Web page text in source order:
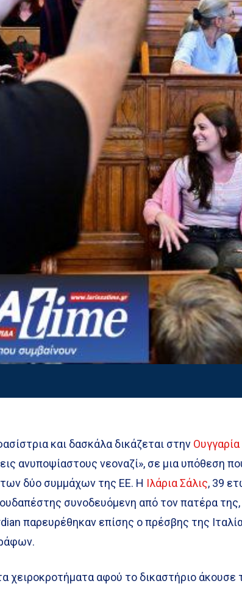
και δασκάλα δικάζεται στην Ουγγαρία
ανυποψίαστους νεοναζί», σε μια υπόθεση
δύο συμμάχων της ΕΕ. Η Ιλάρια Σάλις, 39
συνοδευόμενη από τον πατέρα
παρευρέθηκαν επίσης ο πρέσβης της
χειροκροτήματα αφού το δικαστήριο άκουσε